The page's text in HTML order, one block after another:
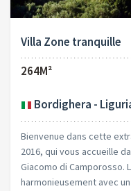
Villa Zone tranquille
264M²
Bordighera -
Bienvenue dans cette
2016, qui vous accueille
Giacomo di Camporosso.
harmonieusement avec